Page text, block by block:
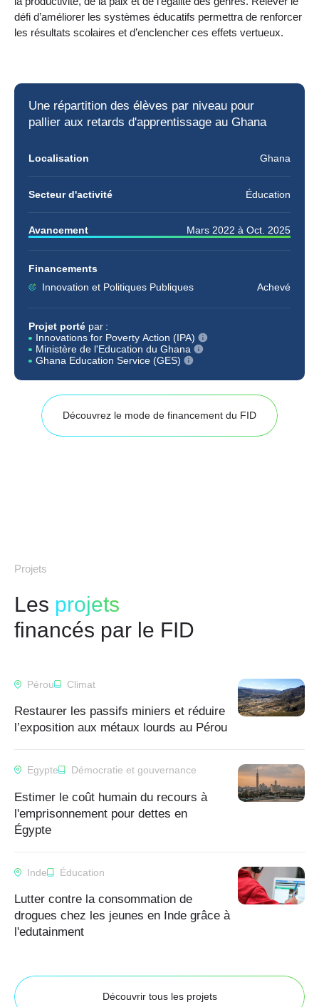
défi d’améliorer les systèmes éducatifs permettra de renforcer
les résultats scolaires et d’enclencher ces effets vertueux.
Une répartition des élèves par niveau pour
pallier aux retards d'apprentissage au Ghana
Localisation Ghana
Secteur d'activité Éducation
Avancement Mars 2022 à Oct. 2025
Financements
Innovation et Politiques Publiques
Achevé
Projet porté par :
Innovations for Poverty Action (IPA)
Ministère de l'Education du Ghana
Ghana Education Service (GES)
Découvrez le mode de financement du FID
Projets
Les projets
financés par le FID
Découvrir tous les projets
Pérou Climat
Restaurer les passifs miniers et réduire
l’exposition aux métaux lourds au Pérou
Egypte Démocratie et gouvernance
Estimer le coût humain du recours à
l'emprisonnement pour dettes en
Égypte
Inde Éducation
Lutter contre la consommation de
drogues chez les jeunes en Inde grâce à
l'edutainment